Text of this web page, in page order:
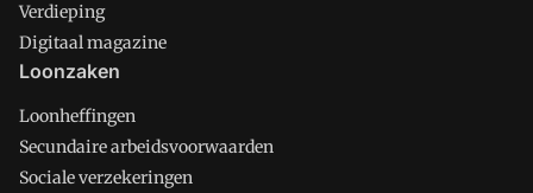
Verdieping
Digitaal magazine
Loonzaken
Loonheffingen
Secundaire arbeidsvoorwaarden
Sociale verzekeringen